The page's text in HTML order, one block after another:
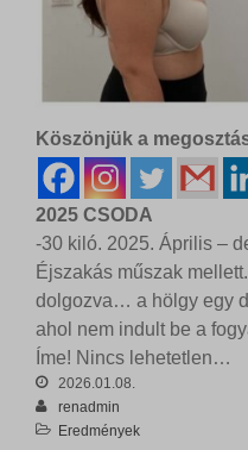
Köszönjük a
2025 CSODA
-30 kiló. 2025. Április –
Éjszakás műszak
dolgozva… a hölgy egy
ahol nem indult be a
Íme! Nincs lehetetlen…
2026.01.08.
renadmin
Eredmények